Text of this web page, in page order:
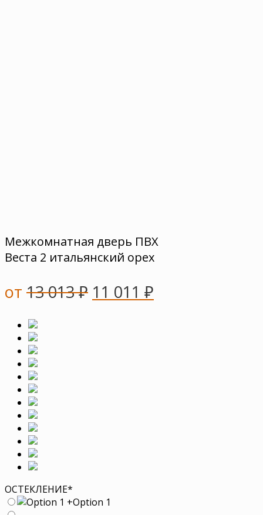
Межкомнатная дверь ПВХ
Веста 2 итальянский орех
от 13 013₽ 11 011 ₽
ОСТЕКЛЕНИЕ*
+Option 1